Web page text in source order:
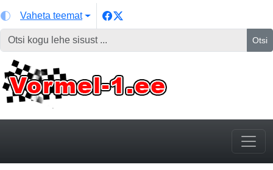
Vaheta teemat
Otsi